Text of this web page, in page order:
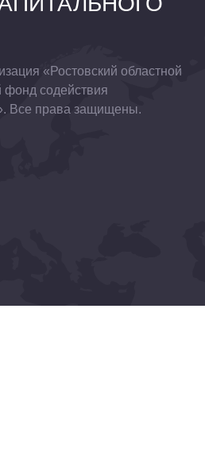
«Ростовский областной
содействия
Все права защищены.